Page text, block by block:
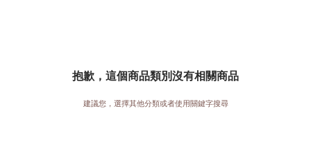
抱歉，這個商品類別沒有相關商品
建議您，選擇其他分類或者使用關鍵字搜尋